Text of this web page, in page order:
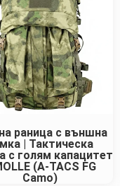
раница с външна
| Тактическа
с голям капацитет
(A-TACS FG
Camo)